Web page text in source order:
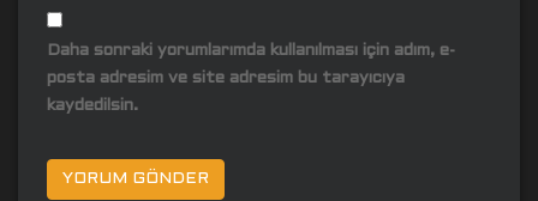
Daha sonraki yorumlarımda kullanılması için adım, e-
posta adresim ve site adresim bu tarayıcıya
kaydedilsin.